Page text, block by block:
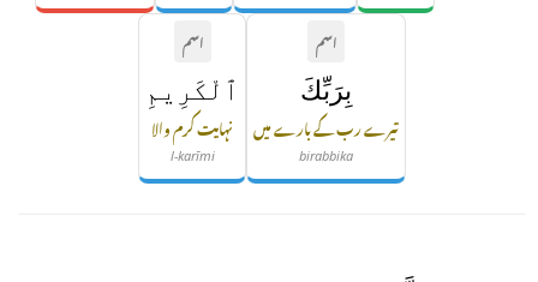
اسم
بِرَبِّكَ
تیرے رب کے بارے میں
birabbika
اسم
ٱلْكَرِيمِ
نہایت کرم والا
l-karīmi